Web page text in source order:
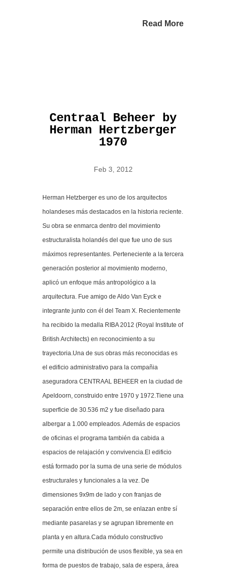
Read More
Centraal Beheer by
Herman Hertzberger
1970
Feb 3, 2012
Herman Hetzberger es uno de los arquitectos
holandeses más destacados en la historia reciente.
Su obra se enmarca dentro del movimiento
estructuralista holandés del que fue uno de sus
máximos representantes. Perteneciente a la tercera
generación posterior al movimiento moderno,
aplicó un enfoque más antropológico a la
arquitectura. Fue amigo de Aldo Van Eyck e
integrante junto con él del Team X. Recientemente
ha recibido la medalla RIBA 2012 (Royal Institute of
British Architects) en reconocimiento a su
trayectoria.Una de sus obras más reconocidas es
el edificio administrativo para la compañia
aseguradora CENTRAAL BEHEER en la ciudad de
Apeldoorn, construido entre 1970 y 1972.Tiene una
superficie de 30.536 m2 y fue diseñado para
albergar a 1.000 empleados. Además de espacios
de oficinas el programa también da cabida a
espacios de relajación y convivencia.El edificio
está formado por la suma de una serie de módulos
estructurales y funcionales a la vez. De
dimensiones 9x9m de lado y con franjas de
separación entre ellos de 2m, se enlazan entre sí
mediante pasarelas y se agrupan libremente en
planta y en altura.Cada módulo constructivo
permite una distribución de usos flexible, ya sea en
forma de puestos de trabajo, sala de espera, área